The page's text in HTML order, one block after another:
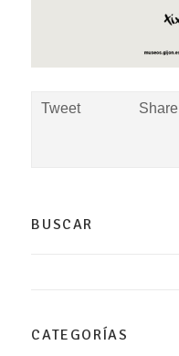
Tweet Share
BUSCAR
CATEGORÍAS